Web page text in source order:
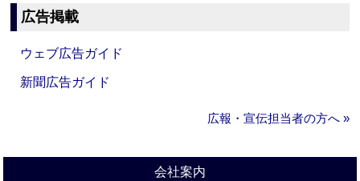
広告掲載
ウェブ広告ガイド
新聞広告ガイド
広報・宣伝担当者の方へ »
会社案内